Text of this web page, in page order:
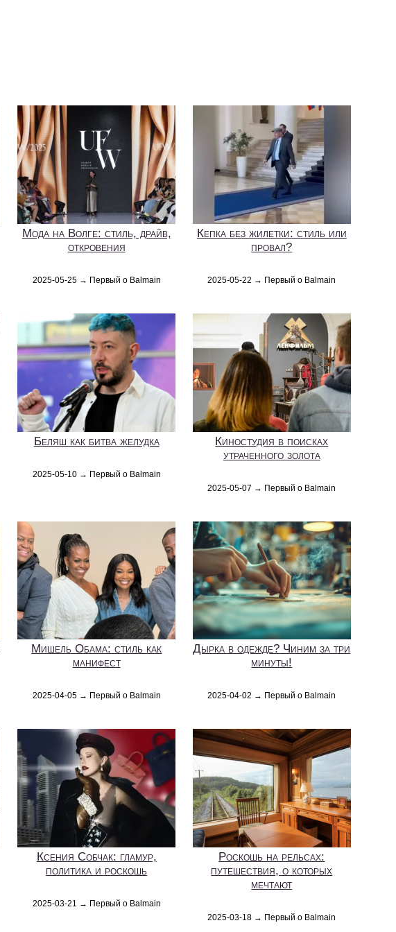
Мода на Волге: стиль, драйв,
откровения
2025-05-25 → Первый о Balmain
Кепка без жилетки: стиль или
провал?
2025-05-22 → Первый о Balmain
Беляш как битва желудка
2025-05-10 → Первый о Balmain
Киностудия в поисках
утраченного золота
2025-05-07 → Первый о Balmain
Мишель Обама: стиль как
манифест
2025-04-05 → Первый о Balmain
Дырка в одежде? Чиним за три
минуты!
2025-04-02 → Первый о Balmain
Ксения Собчак: гламур,
политика и роскошь
2025-03-21 → Первый о Balmain
Роскошь на рельсах:
путешествия, о которых
мечтают
2025-03-18 → Первый о Balmain